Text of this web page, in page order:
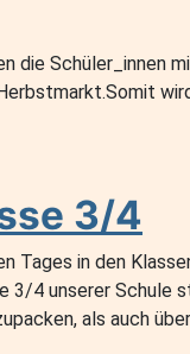
die Schüler_innen
3/4
Tages in den
4 unserer
als auch